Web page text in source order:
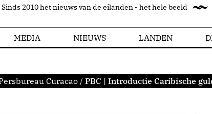
Sinds 2010 het nieuws van de eilanden - het hele beeld
MEDIA NIEUWS LANDEN
Curacao / PBC | Introductie Caribische